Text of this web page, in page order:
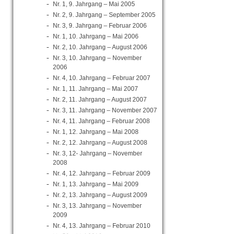
Nr. 1, 9. Jahrgang – Mai 2005
Nr. 2, 9. Jahrgang – September 2005
Nr. 3, 9. Jahrgang – Februar 2006
Nr. 1, 10. Jahrgang – Mai 2006
Nr. 2, 10. Jahrgang – August 2006
Nr. 3, 10. Jahrgang – November
2006
Nr. 4, 10. Jahrgang – Februar 2007
Nr. 1, 11. Jahrgang – Mai 2007
Nr. 2, 11. Jahrgang – August 2007
Nr. 3, 11. Jahrgang – November 2007
Nr. 4, 11. Jahrgang – Februar 2008
Nr. 1, 12. Jahrgang – Mai 2008
Nr. 2, 12. Jahrgang – August 2008
Nr. 3, 12- Jahrgang – November
2008
Nr. 4, 12. Jahrgang – Februar 2009
Nr. 1, 13. Jahrgang – Mai 2009
Nr. 2, 13. Jahrgang – August 2009
Nr. 3, 13. Jahrgang – November
2009
Nr. 4, 13. Jahrgang – Februar 2010